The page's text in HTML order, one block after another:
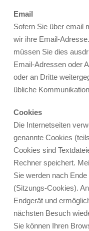
Email
Sofern Sie über email
wir ihre Email-
müssen Sie dies
Email-Adressen oder
oder an Dritte
übliche
Cookies
Die Internetseiten
genannte Cookies
Cookies sind
Rechner speichert.
Sie werden nach
(Sitzungs-Cookies).
Endgerät und
nächsten Besuch
Sie können Ihren